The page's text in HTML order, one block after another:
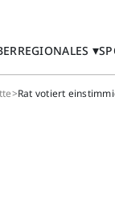
>Rat votiert